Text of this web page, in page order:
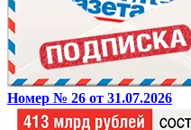
Номер № 26 от 31.07.2026